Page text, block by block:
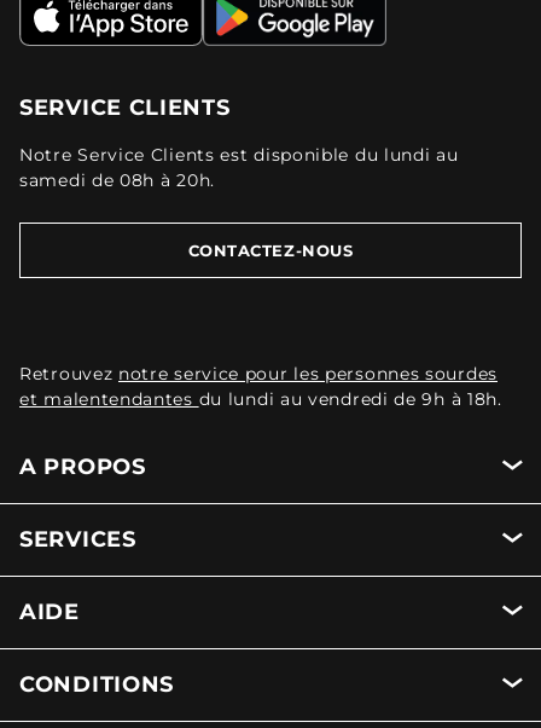
SERVICE CLIENTS
Notre Service Clients est disponible du lundi au
samedi de 08h à 20h.
CONTACTEZ-NOUS
Retrouvez notre service pour les personnes sourdes
et malentendantes du lundi au vendredi de 9h à 18h.
A PROPOS
SERVICES
AIDE
CONDITIONS